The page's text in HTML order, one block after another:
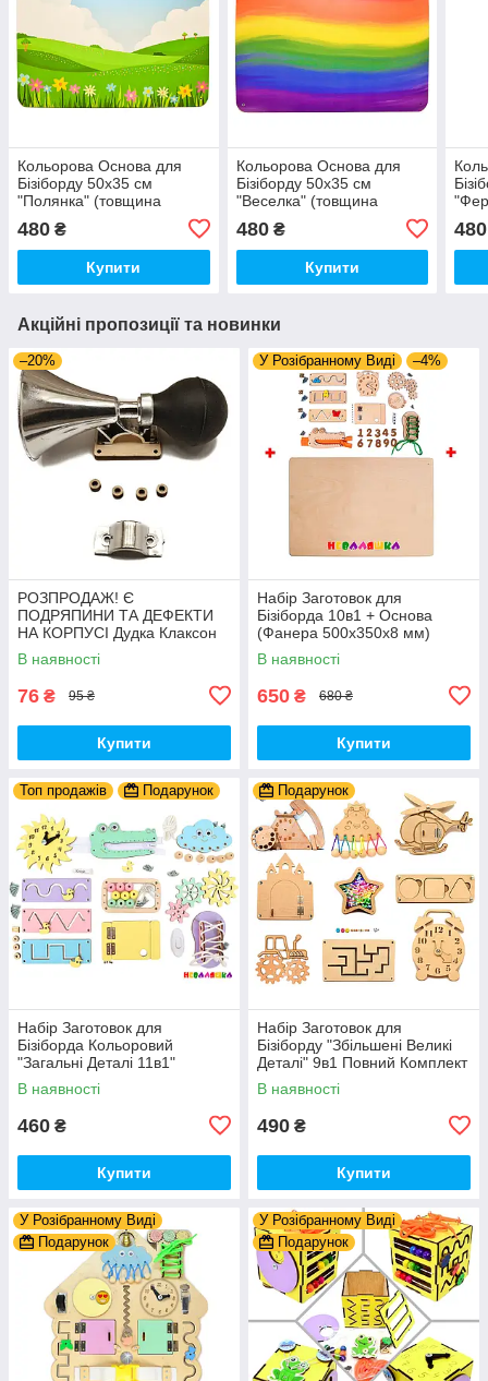
Кольорова Основа для
Бізіборду 50х35 см
"Полянка" (товщина
фанери 0,8 см) Фанера 8
мм + Односторонній Друк
480 ₴
Купити
Кольорова Основа для
Бізіборду 50х35 см
"Веселка" (товщина
фанери 0,8 см) Фанера 8
мм + Односторонній Друк
480₴
Купити
480
Акційні пропозиції та новинки
–20%
РОЗПРОДАЖ! Є
ПОДРЯПИНИ ТА ДЕФЕКТИ
НА КОРПУСІ Дудка Клаксон
для Велосипедів 14 см Фа-
Фа Пластик + Гума
В наявності
76 ₴ 95 ₴
Купити
У Розібранному Виді –4%
Набір Заготовок для
Бізіборда 10в1 + Основа
(Фанера 500x350x8 мм)
Базові Деталі, Весь Комплект
- Собери Сам
В наявності
650 ₴ 680 ₴
Купити
Топ продажів Подарунок
Набір Заготовок для
Бізіборда Кольоровий
"Загальні Деталі 11в1"
Базовий Комплект (+Клей,
Шурупи) Набiр Заготівель
В наявності
460 ₴
Купити
Подарунок
Набір Заготовок для
Бізіборду "Збільшені Великі
Деталі" 9в1 Повний Комплект
+ Всі Кріплення
В наявності
490 ₴
Купити
У Розібранному Виді
Подарунок
У Розібранному Виді
Подарунок